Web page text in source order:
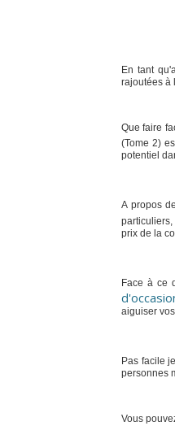
En tant
rajoutées à
Que faire
(Tome 2)
potentiel
A propos
prix de la
Face à ce
aiguiser
Pas facile
personnes
Vous